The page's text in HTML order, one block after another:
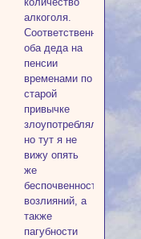
алкоголя.
Соответственно,
оба деда на
пенсии
временами по
старой
привычке
злоупотребляли,
но тут я не
вижу опять
же
беспочвенности
возлияний, а
также
пагубности